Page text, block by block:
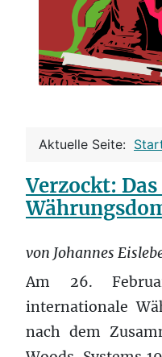
Aktuelle Seite:
Verzockt:
von Johannes
Am 26.
internationale
nach dem